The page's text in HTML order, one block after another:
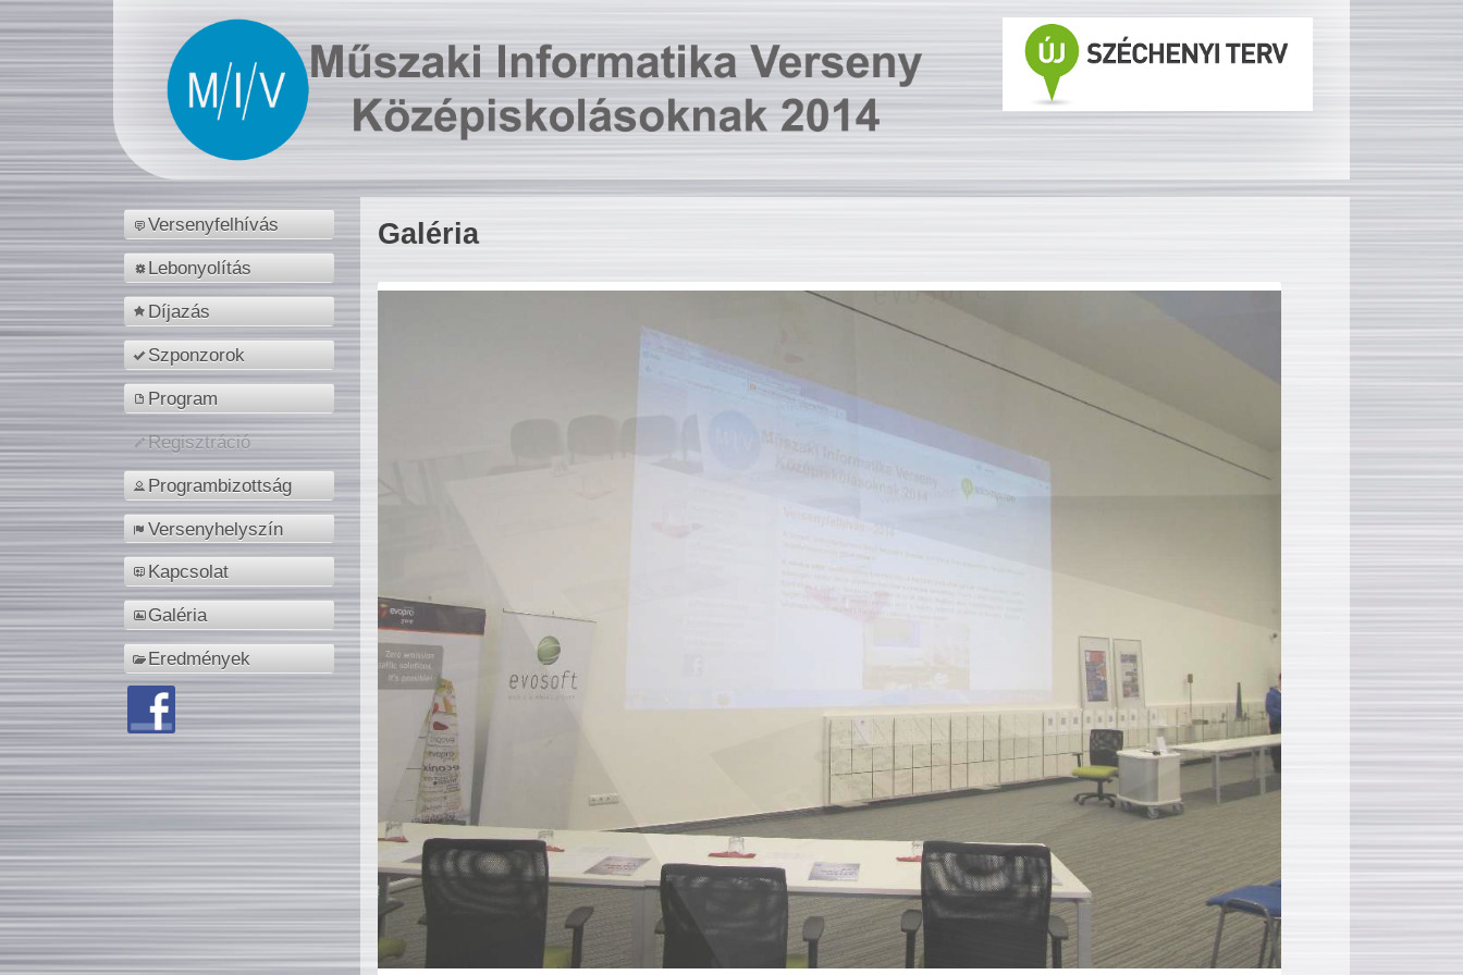
Versenyfelhívás
Lebonyolítás
Díjazás
Szponzorok
Program
Regisztráció
Programbizottság
Versenyhelyszín
Kapcsolat
Galéria
Eredmények
Galéria